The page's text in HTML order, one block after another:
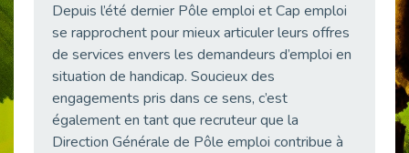
L’alternance : un levier stratégique pour recruter et inclure durablement
Publié le 18/05/2026
Publié le 12/05/2026
Publié le 12/05/2026
Depuis l’été dernier Pôle emploi et Cap emploi
se rapprochent pour mieux articuler leurs offres
de services envers les demandeurs d’emploi en
situation de handicap. Soucieux des
engagements pris dans ce sens, c’est
également en tant que recruteur que la
Direction Générale de Pôle emploi contribue à